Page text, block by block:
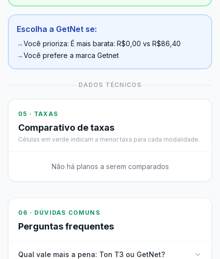
Escolha a GetNet se:
→Você prioriza: É mais barata: R$0,00 vs R$86,40
→Você prefere a marca Getnet
DADOS TÉCNICOS
05 · TAXAS
Comparativo de taxas
Células em verde indicam a menor taxa para cada modalidade.
Não há planos a serem comparados
06 · DÚVIDAS COMUNS
Perguntas frequentes
Qual vale mais a pena: Ton T3 ou GetNet?